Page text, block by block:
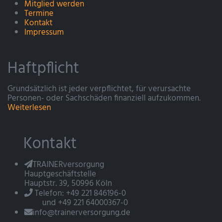
Mitglied werden
Termine
Kontakt
Impressum
Haftpflicht
Grundsätzlich ist jeder verpflichtet, für verursachte
Personen- oder Sachschäden finanziell aufzukommen.
Weiterlesen
Kontakt
TRAINERversorgung
Hauptgeschäftstelle
Hauptstr. 39, 50996 Köln
Telefon: +49 221 846196-0
und +49 221 64000367-0
info@trainerversorgung.de